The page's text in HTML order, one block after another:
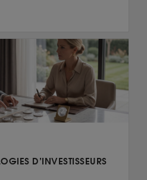
D’INVESTISSEURS